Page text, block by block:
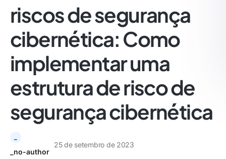
riscos de segurança
cibernética: Como
implementar uma
estrutura de risco de
segurança cibernética
_no-author
25 de setembro de 2023